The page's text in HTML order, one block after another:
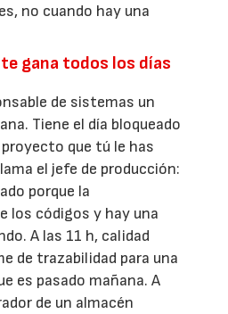
no cuando hay una
gana todos los días
de sistemas un
Tiene el día bloqueado
que tú le has
el jefe de producción:
porque la
los códigos y hay una
A las 11 h, calidad
de trazabilidad para una
es pasado mañana. A
de un almacén